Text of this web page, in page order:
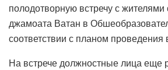
полодотворную встречу с жителями
джамоата Ватан в
соответствии с планом проведения
На встрече должностные лица еще